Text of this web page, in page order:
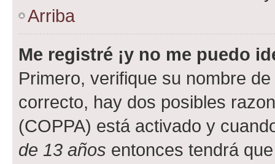
Arriba
Me registré ¡y no me puedo
Primero, verifique su nombre
correcto, hay dos posibles
(COPPA) está activado y
de 13 años entonces tendrá